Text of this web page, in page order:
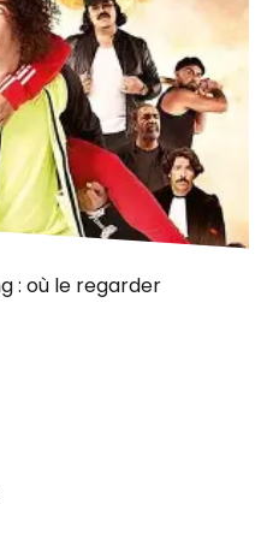
: où le regarder